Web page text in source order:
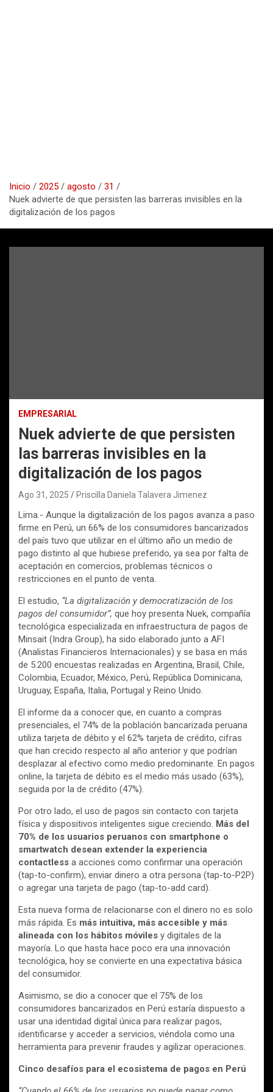
Inicio 2025 agosto
31
Nuek advierte de que persisten las barreras invisibles en la
digitalización de los pagos
EMPRESARIAL
Nuek advierte de que persisten
las barreras invisibles en la
digitalización de los pagos
Ago 31, 2025 Priscilla Daniela Talavera Jimenez
Lima.- Aunque la digitalización de los pagos avanza a paso
firme en Perú, un 66% de los consumidores bancarizados
del país tuvo que utilizar en el último año un medio de
pago distinto al que hubiese preferido, ya sea por falta de
aceptación en comercios, problemas técnicos o
restricciones en el punto de venta.
El estudio, “La digitalización y democratización de los
pagos del consumidor”, que hoy presenta Nuek, compañía
tecnológica especializada en infraestructura de pagos de
Minsait (Indra Group), ha sido elaborado junto a AFI
(Analistas Financieros Internacionales) y se basa en más
de 5.200 encuestas realizadas en Argentina, Brasil, Chile,
Colombia, Ecuador, México, Perú, República Dominicana,
Uruguay, España, Italia, Portugal y Reino Unido.
El informe da a conocer que, en cuanto a compras
presenciales, el 74% de la población bancarizada peruana
utiliza tarjeta de débito y el 62% tarjeta de crédito, cifras
que han crecido respecto al año anterior y que podrían
desplazar al efectivo como medio predominante. En pagos
online, la tarjeta de débito es el medio más usado (63%),
seguida por la de crédito (47%).
Por otro lado, el uso de pagos sin contacto con tarjeta
física y dispositivos inteligentes sigue creciendo. Más del
70% de los usuarios peruanos con smartphone o
smartwatch desean extender la experiencia
contactless a acciones como confirmar una operación
(tap-to-confirm), enviar dinero a otra persona (tap-to-P2P)
o agregar una tarjeta de pago (tap-to-add card).
Esta nueva forma de relacionarse con el dinero no es solo
más rápida. Es más intuitiva, más accesible y más
alineada con los hábitos móviles y digitales de la
mayoría. Lo que hasta hace poco era una innovación
tecnológica, hoy se convierte en una expectativa básica
del consumidor.
Asimismo, se dio a conocer que el 75% de los
consumidores bancarizados en Perú estaría dispuesto a
usar una identidad digital única para realizar pagos,
identificarse y acceder a servicios, viéndola como una
herramienta para prevenir fraudes y agilizar operaciones.
Cinco desafíos para el ecosistema de pagos en Perú